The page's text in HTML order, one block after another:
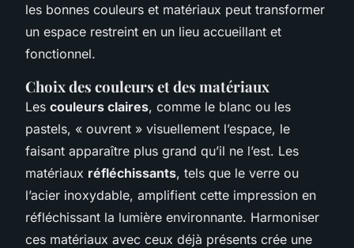
les bonnes couleurs et matériaux peut transformer
un espace restreint en un lieu accueillant et
fonctionnel.
Choix des couleurs et des matériaux
Les couleurs claires, comme le blanc ou les
pastels, « ouvrent » visuellement l’espace, le
faisant apparaître plus grand qu’il ne l’est. Les
matériaux réfléchissants, tels que le verre ou
l’acier inoxydable, amplifient cette impression en
réfléchissant la lumière environnante. Harmoniser
ces matériaux avec ceux déjà présents crée une